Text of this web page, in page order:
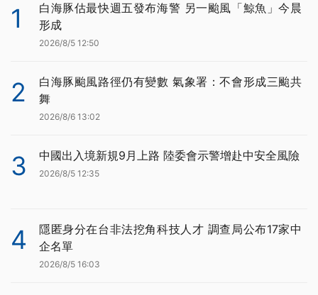
1
白海豚估最快週五發布海警 另一颱風「鯨魚」今晨
形成
2026/8/5 12:50
2
白海豚颱風路徑仍有變數 氣象署：不會形成三颱共
舞
2026/8/6 13:02
3 中國出入境新規9月上路 陸委會示警增赴中安全風險
2026/8/5 12:35
4
隱匿身分在台非法挖角科技人才 調查局公布17家中
企名單
2026/8/5 16:03